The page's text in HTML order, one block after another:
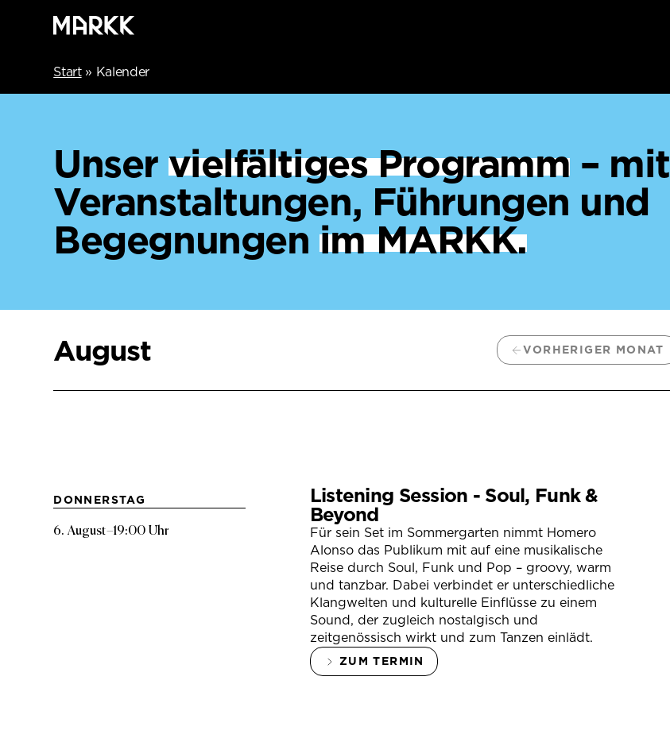
Start» Kalender
Unser vielfältiges Programm – mit
Veranstaltungen, Führungen und
Begegnungen im MARKK.
August VORHERIGER MONAT
DONNERSTAG
6. August–19:00 Uhr
Listening Session - Soul, Funk &
Beyond
Für sein Set im Sommergarten nimmt Homero
Alonso das Publikum mit auf eine musikalische
Reise durch Soul, Funk und Pop – groovy, warm
und tanzbar. Dabei verbindet er unterschiedliche
Klangwelten und kulturelle Einflüsse zu einem
Sound, der zugleich nostalgisch und
zeitgenössisch wirkt und zum Tanzen einlädt.
ZUM TERMIN